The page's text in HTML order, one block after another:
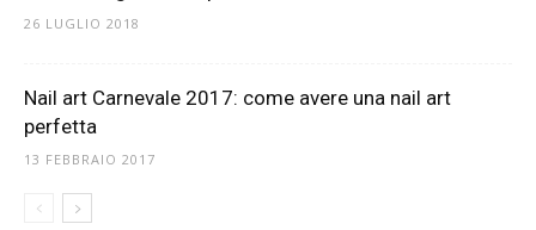
26 LUGLIO 2018
Nail art Carnevale 2017: come avere una nail art
perfetta
13 FEBBRAIO 2017